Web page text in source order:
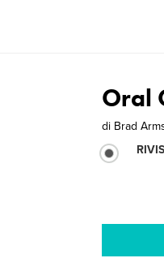
Oral
di Brad